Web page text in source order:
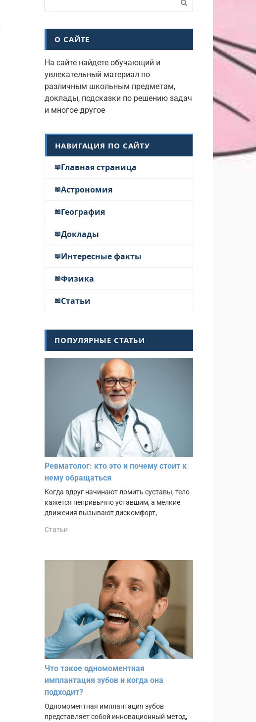
О САЙТЕ
На сайте найдете обучающий и
увлекательный материал по
различным школьным предметам,
доклады, подсказки по решению задач
и многое другое
НАВИГАЦИЯ ПО САЙТУ
Главная страница
Астрономия
География
Доклады
Интересные факты
Физика
Статьи
ПОПУЛЯРНЫЕ СТАТЬИ
Ревматолог: кто это и почему стоит к
нему обращаться
Когда вдруг начинают ломить суставы, тело
кажется непривычно уставшим, а мелкие
движения вызывают дискомфорт,
Статьи
Что такое одномоментная
имплантация зубов и когда она
подходит?
Одномоментная имплантация зубов
представляет собой инновационный метод,